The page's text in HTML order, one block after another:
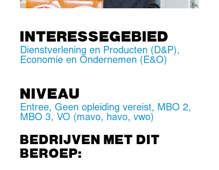
INTERESSEGEBIED
Dienstverlening en Producten (D&P),
Economie en Ondernemen (E&O)
NIVEAU
Entree, Geen opleiding vereist, MBO 2,
MBO 3, VO (mavo, havo, vwo)
BEDRIJVEN MET DIT
BEROEP: